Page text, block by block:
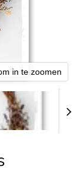
in te zoomen